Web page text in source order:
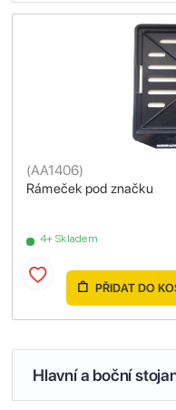
Rámeček pod značku
(AA1406)
4+ Skladem
PŘIDAT DO
Hlavní a boční